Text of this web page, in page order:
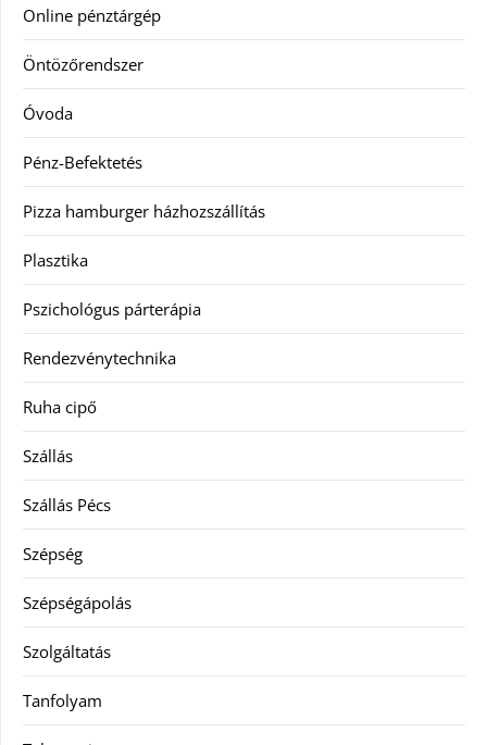
Online pénztárgép
Öntözőrendszer
Óvoda
Pénz-Befektetés
Pizza hamburger házhozszállítás
Plasztika
Pszichológus párterápia
Rendezvénytechnika
Ruha cipő
Szállás
Szállás Pécs
Szépség
Szépségápolás
Szolgáltatás
Tanfolyam